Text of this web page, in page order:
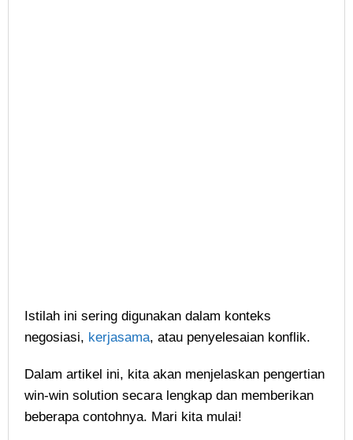
Istilah ini sering digunakan dalam konteks
negosiasi, kerjasama, atau penyelesaian konflik.
Dalam artikel ini, kita akan menjelaskan pengertian
win-win solution secara lengkap dan memberikan
beberapa contohnya. Mari kita mulai!